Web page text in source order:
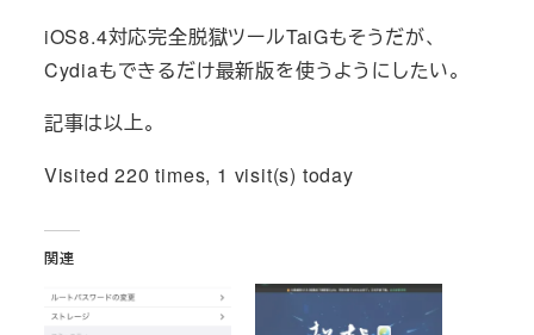
iOS8.4対応完全脱獄ツールTaiGもそうだが、
Cydiaもできるだけ最新版を使うようにしたい。
記事は以上。
Visited 220 times, 1 visit(s) today
関連